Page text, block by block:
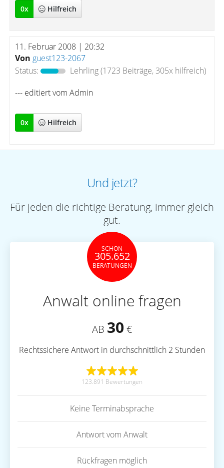
0x Hilfreich
11. Februar 2008 | 20:32
Von guest123-2067
Status:
Lehrling(1723 Beiträge, 305x hilfreich)
--- editiert vom Admin
0x Hilfreich
Und jetzt?
Für jeden die richtige Beratung, immer gleich
gut.
SCHON
305.652
BERATUNGEN
Anwalt online fragen
AB 30 €
Rechtssichere Antwort in durchschnittlich 2 Stunden
123.891 Bewertungen
Keine Terminabsprache
Antwort vom Anwalt
Rückfragen möglich